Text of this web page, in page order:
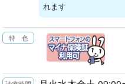
れます